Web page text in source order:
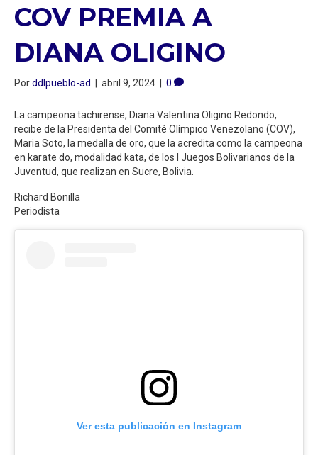
COV PREMIA A
DIANA OLIGINO
Porddlpueblo-ad | abril 9, 2024 | 0
La campeona tachirense, Diana Valentina Oligino Redondo,
recibe de la Presidenta del Comité Olímpico Venezolano (COV),
Maria Soto, la medalla de oro, que la acredita como la campeona
en karate do, modalidad kata, de los I Juegos Bolivarianos de la
Juventud, que realizan en Sucre, Bolivia.
Richard Bonilla
Periodista
Ver esta publicación en Instagram